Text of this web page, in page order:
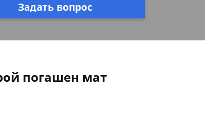
Задать вопрос
погашен мат